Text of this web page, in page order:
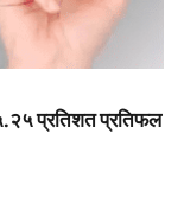
प्रतिशत प्रतिफल